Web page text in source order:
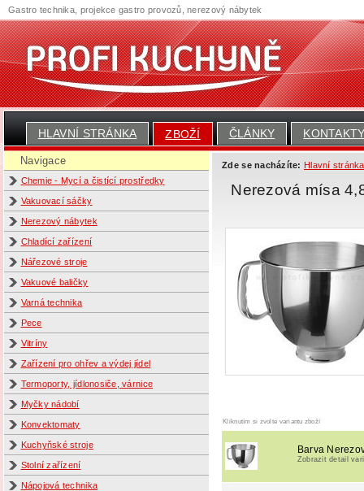
HLAVNÍ STRÁNKA ZBOŽÍ ČLÁNKY
Navigace
Chemie - Mycí a čistící prostředky
Vakuovací sáčky
Nerezový nábytek
Chladící zařízení
Nářezové stroje
Vakuové baličky
Varná technika
Pece
Vitríny
Zařízení pro ohřev a výdej jídel
Termoporty, jídlonosiče, várnice
Myčky nádobí
Konvektomaty
Kuchyňské stroje
Stolní zařízení
Nápojová technika
Zde se nacházíte: Hlavní stránka
Nerezová mísa
Kliknutím si zvolte variantu zboží
Barva
Zobrazit detail
Gastro technika, projekce gastro provozů, nerezový nábytek